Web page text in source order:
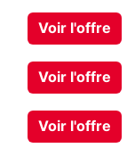
Voir l'offre
Voir l'offre
Voir l'offre